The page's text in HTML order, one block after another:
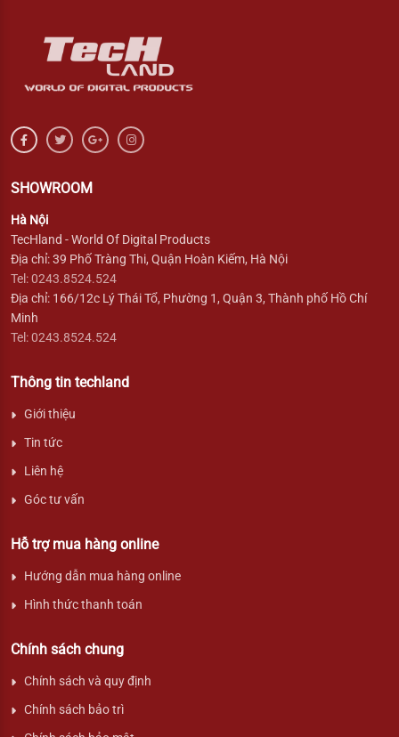
SHOWROOM
Hà Nội
TecHland - World Of Digital Products
Địa chỉ: 39 Phố Tràng Thi, Quận Hoàn Kiếm, Hà Nội
Tel: 0243.8524.524
Địa chỉ: 166/12c Lý Thái Tổ, Phường 1, Quận 3, Thành phố Hồ Chí
Minh
Tel: 0243.8524.524
Thông tin techland
Giới thiệu
Tin tức
Liên hệ
Góc tư vấn
Hỗ trợ mua hàng online
Hướng dẫn mua hàng online
Hình thức thanh toán
Chính sách chung
Chính sách và quy định
Chính sách bảo trì